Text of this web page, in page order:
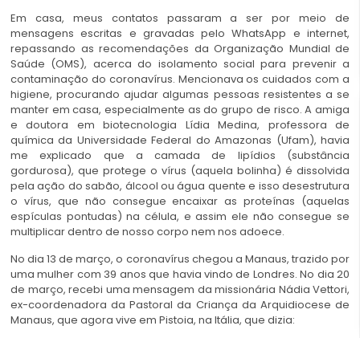
Em casa, meus contatos passaram a ser por meio de
mensagens escritas e gravadas pelo WhatsApp e internet,
repassando as recomendações da Organização Mundial de
Saúde (OMS), acerca do isolamento social para prevenir a
contaminação do coronavírus. Mencionava os cuidados com a
higiene, procurando ajudar algumas pessoas resistentes a se
manter em casa, especialmente as do grupo de risco. A amiga
e doutora em biotecnologia Lídia Medina, professora de
química da Universidade Federal do Amazonas (Ufam), havia
me explicado que a camada de lipídios (substância
gordurosa), que protege o vírus (aquela bolinha) é dissolvida
pela ação do sabão, álcool ou água quente e isso desestrutura
o vírus, que não consegue encaixar as proteínas (aquelas
espículas pontudas) na célula, e assim ele não consegue se
multiplicar dentro de nosso corpo nem nos adoece.
No dia 13 de março, o coronavírus chegou a Manaus, trazido por
uma mulher com 39 anos que havia vindo de Londres. No dia 20
de março, recebi uma mensagem da missionária Nádia Vettori,
ex-coordenadora da Pastoral da Criança da Arquidiocese de
Manaus, que agora vive em Pistoia, na Itália, que dizia: